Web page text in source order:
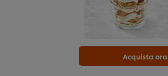
Acquista ora